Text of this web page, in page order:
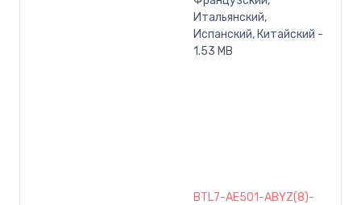
Итальянский,
Испанский, Китайский -
1.53 MB
BTL7-AE501-ABYZ(8)-